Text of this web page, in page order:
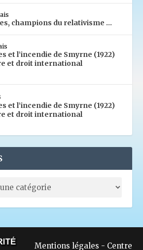
champions du relativisme …
et l’incendie de Smyrne (1922)
et droit international
et l’incendie de Smyrne (1922)
et droit international
Mentions légales - Centre